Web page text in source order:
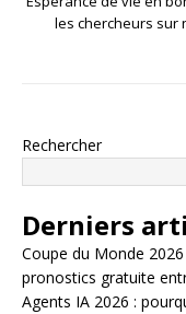
les chercheurs sur
Rechercher
Derniers
Coupe du Monde
pronostics gratuite
Agents IA 2026 :